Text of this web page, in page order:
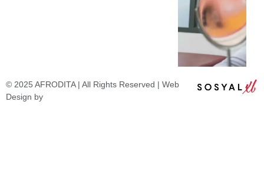
© 2025 AFRODITA | All Rights Reserved | Web
Design by